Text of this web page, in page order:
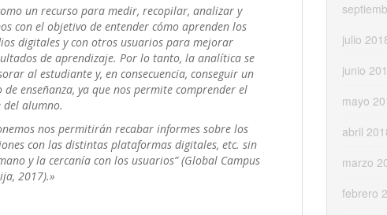
un recurso para medir, recopilar, analizar y
con el objetivo de entender cómo aprenden los
digitales y con otros usuarios para mejorar
de aprendizaje. Por lo tanto, la analítica se
al estudiante y, en consecuencia, conseguir un
enseñanza, ya que nos permite comprender el
del alumno.
nos permitirán recabar informes sobre los
con las distintas plataformas digitales, etc. sin
y la cercanía con los usuarios” (Global Campus
2017).»
julio
junio
mayo
abril
marzo
febrero